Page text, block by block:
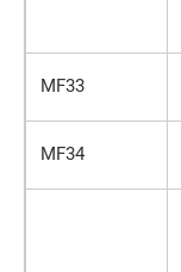
MF33
MF34